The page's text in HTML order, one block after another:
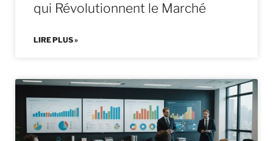
qui Révolutionnent le Marché
LIRE PLUS »